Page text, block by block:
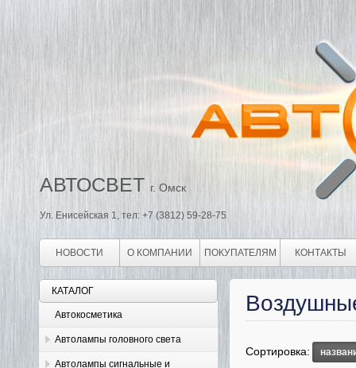
АВТОСВЕТ г. Омск
Ул. Енисейская 1, тел: +7 (3812) 59-28-75
НОВОСТИ О КОМПАНИИ ПОКУПАТЕЛЯМ КОНТАКТЫ
КАТАЛОГ
Автокосметика
Автолампы головного света
Автолампы сигнальные и
Сортировка: